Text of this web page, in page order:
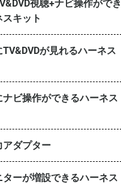
視聴+ナビ操作ができ
キット
TV&DVDが見れるハーネス
ナビ操作ができるハーネス
アダプター
ターが増設できるハーネス